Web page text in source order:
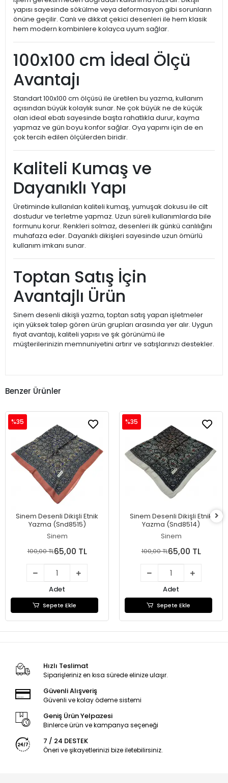
yapısı sayesinde sökülme veya deformasyon gibi sorunların
önüne geçilir. Canlı ve dikkat çekici desenleri ile hem klasik
hem modern kombinlere kolayca uyum sağlar.
100x100 cm İdeal Ölçü
Avantajı
Standart 100x100 cm ölçüsü ile üretilen bu yazma, kullanım
açısından büyük kolaylık sunar. Ne çok büyük ne de küçük
olan ideal ebatı sayesinde başta rahatlıkla durur, kayma
yapmaz ve gün boyu konfor sağlar. Oya yapımı için de en
çok tercih edilen ölçülerden biridir.
Kaliteli Kumaş ve
Dayanıklı Yapı
Üretiminde kullanılan kaliteli kumaş, yumuşak dokusu ile cilt
dostudur ve terletme yapmaz. Uzun süreli kullanımlarda bile
formunu korur. Renkleri solmaz, desenleri ilk günkü canlılığını
muhafaza eder. Dayanıklı dikişleri sayesinde uzun ömürlü
kullanım imkanı sunar.
Toptan Satış İçin
Avantajlı Ürün
Sinem desenli dikişli yazma, toptan satış yapan işletmeler
için yüksek talep gören ürün grupları arasında yer alır. Uygun
fiyat avantajı, kaliteli yapısı ve şık görünümü ile
müşterilerinizin memnuniyetini artırır ve satışlarınızı destekler.
Benzer Ürünler
Sinem Desenli Dikişli Etnik
Yazma (Snd8515)
Sinem
%35
100,00 TL65,00 TL
Adet
Sepete Ekle
Sinem Desenli Dikişli Etnik
Yazma (Snd8514)
Sinem
%35
100,00 TL65,00 TL
Adet
Sepete Ekle
Hızlı Teslimat
Siparişleriniz en kısa sürede elinize ulaşır.
Güvenli Alışveriş
Güvenli ve kolay ödeme sistemi
Geniş Ürün Yelpazesi
Binlerce ürün ve kampanya seçeneği
7 / 24 DESTEK
Öneri ve şikayetlerinizi bize iletebilirsiniz.